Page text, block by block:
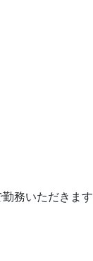
務いただきます